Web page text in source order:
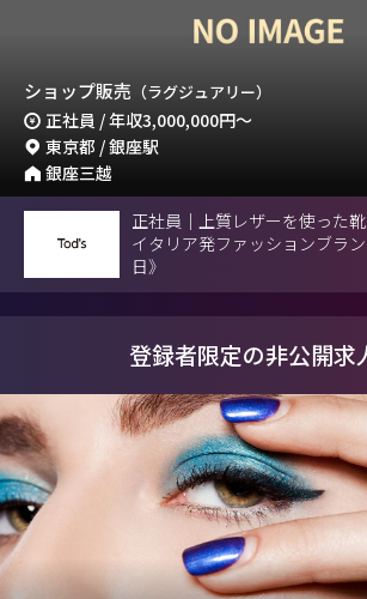
ショップ販売 （ラグジュアリー）
正社員 / 年収3,000,000円～
東京都 / 銀座駅
銀座三越
正社員｜上質レザーを使った靴
イタリア発ファッションブラ
日》
登録者限定の非公開求